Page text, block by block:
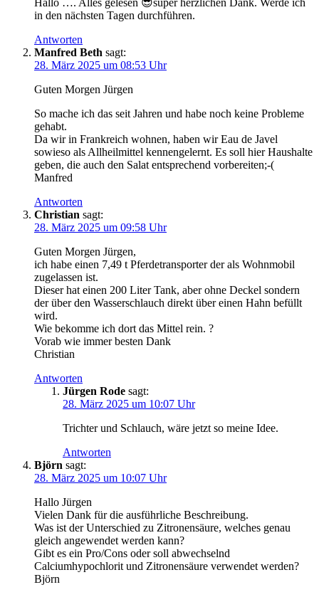
Hallo …. Alles gelesen 😎super herzlichen Dank. Werde ich
in den nächsten Tagen durchführen.
Antworten
Manfred Beth sagt:
28. März 2025 um 08:53 Uhr
Guten Morgen Jürgen
So mache ich das seit Jahren und habe noch keine Probleme
gehabt.
Da wir in Frankreich wohnen, haben wir Eau de Javel
sowieso als Allheilmittel kennengelernt. Es soll hier Haushalte
geben, die auch den Salat entsprechend vorbereiten;-(
Manfred
Antworten
Christian sagt:
28. März 2025 um 09:58 Uhr
Guten Morgen Jürgen,
ich habe einen 7,49 t Pferdetransporter der als Wohnmobil
zugelassen ist.
Dieser hat einen 200 Liter Tank, aber ohne Deckel sondern
der über den Wasserschlauch direkt über einen Hahn befüllt
wird.
Wie bekomme ich dort das Mittel rein. ?
Vorab wie immer besten Dank
Christian
Antworten
Jürgen Rode sagt:
28. März 2025 um 10:07 Uhr
Trichter und Schlauch, wäre jetzt so meine Idee.
Antworten
Björn sagt:
28. März 2025 um 10:07 Uhr
Hallo Jürgen
Vielen Dank für die ausführliche Beschreibung.
Was ist der Unterschied zu Zitronensäure, welches genau
gleich angewendet werden kann?
Gibt es ein Pro/Cons oder soll abwechselnd
Calciumhypochlorit und Zitronensäure verwendet werden?
Björn